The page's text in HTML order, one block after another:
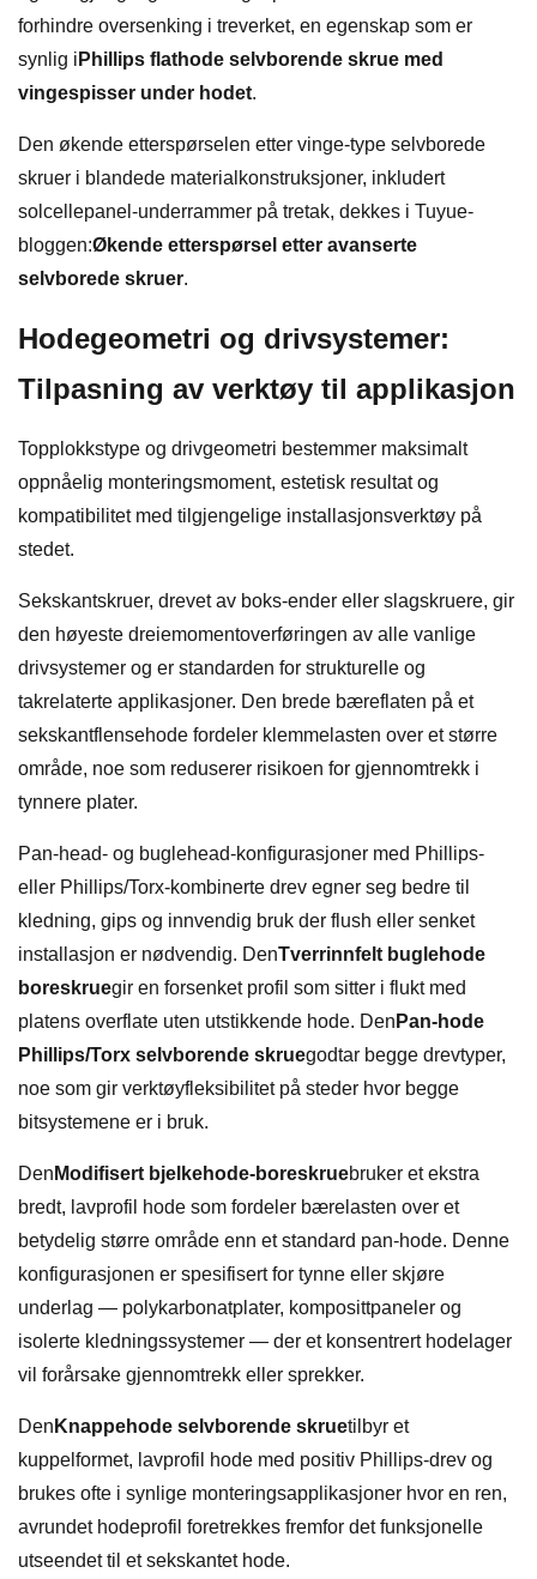
forhindre oversenking i treverket, en egenskap som er
synlig i Phillips flathode selvborende skrue med
vingespisser under hodet.
Den økende etterspørselen etter vinge-type selvborede
skruer i blandede materialkonstruksjoner, inkludert
solcellepanel-underrammer på tretak, dekkes i Tuyue-
bloggen:Økende etterspørsel etter avanserte
selvborede skruer.
Hodegeometri og drivsystemer:
Tilpasning av verktøy til applikasjon
Topplokkstype og drivgeometri bestemmer maksimalt
oppnåelig monteringsmoment, estetisk resultat og
kompatibilitet med tilgjengelige installasjonsverktøy på
stedet.
Sekskantskruer, drevet av boks-ender eller slagskruere, gir
den høyeste dreiemomentoverføringen av alle vanlige
drivsystemer og er standarden for strukturelle og
takrelaterte applikasjoner. Den brede bæreflaten på et
sekskantflensehode fordeler klemmelasten over et større
område, noe som reduserer risikoen for gjennomtrekk i
tynnere plater.
Pan-head- og buglehead-konfigurasjoner med Phillips-
eller Phillips/Torx-kombinerte drev egner seg bedre til
kledning, gips og innvendig bruk der flush eller senket
installasjon er nødvendig. DenTverrinnfelt buglehode
boreskruegir en forsenket profil som sitter i flukt med
platens overflate uten utstikkende hode. Den Pan-hode
Phillips/Torx selvborende skruegodtar begge drevtyper,
noe som gir verktøyfleksibilitet på steder hvor begge
bitsystemene er i bruk.
Den Modifisert bjelkehode-boreskruebruker et ekstra
bredt, lavprofil hode som fordeler bærelasten over et
betydelig større område enn et standard pan-hode. Denne
konfigurasjonen er spesifisert for tynne eller skjøre
underlag — polykarbonatplater, komposittpaneler og
isolerte kledningssystemer — der et konsentrert hodelager
vil forårsake gjennomtrekk eller sprekker.
Den Knappehode selvborende skruetilbyr et
kuppelformet, lavprofil hode med positiv Phillips-drev og
brukes ofte i synlige monteringsapplikasjoner hvor en ren,
avrundet hodeprofil foretrekkes fremfor det funksjonelle
utseendet til et sekskantet hode.